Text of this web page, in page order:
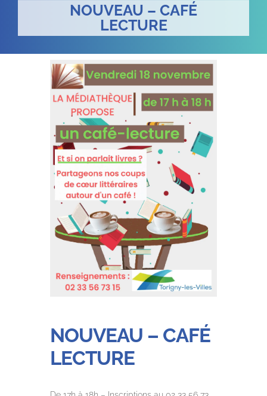
NOUVEAU – CAFÉ
LECTURE
NOUVEAU – CAFÉ
LECTURE